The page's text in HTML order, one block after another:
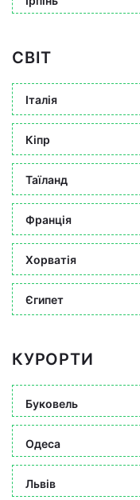
СВІТ
Італія
Кіпр
Таїланд
Франція
Хорватія
Єгипет
КУРОРТИ
Буковель
Одеса
Львів